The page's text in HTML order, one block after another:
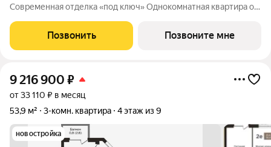
Современная отделка «под ключ» Однокомнатная квартира от
ЖК Андроновский находится в Индустриальном районе Перми
по адресу ул. 1-я
Позвонить Позвоните мне
9 216 900 ₽
от 33 110 ₽ в месяц
53,9 м²
3-комн. квартира 4 этаж из 9
новостройка